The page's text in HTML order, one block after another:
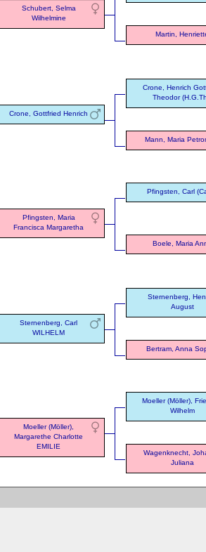
Schubert, Selma
Wilhelmine
Martin,
Crone, Gottfried Henrich
Crone, Henrich
Theodor
Mann, Maria
Pfingsten, Maria
Francisca Margaretha
Pfingsten, Carl
Boele, Maria
Sternenberg, Carl
WILHELM
Sternenberg,
August
Bertram, Anna
Moeller (Möller),
Margarethe Charlotte
EMILIE
Moeller (Möller),
Wilhelm
Wagenknecht,
Juliana